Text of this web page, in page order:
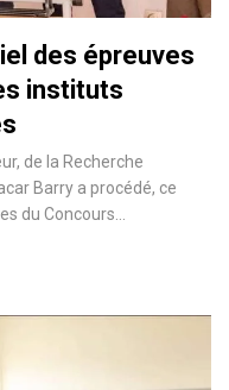
des épreuves
instituts
de la Recherche
Barry a procédé, ce
du Concours…